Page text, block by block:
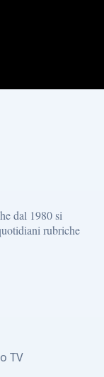
dal 1980 si
rubriche
TV